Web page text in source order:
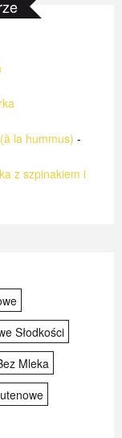
la hummus) -
z szpinakiem i
Słodkości
Mleka